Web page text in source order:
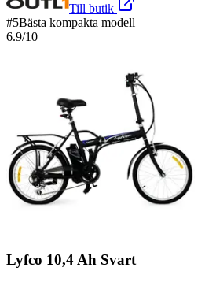
Till butik
#5Bästa kompakta modell
6.9/10
Lyfco 10,4 Ah Svart